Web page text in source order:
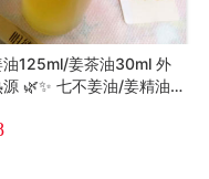
油125ml/姜茶油30ml 外
源 🌿✨ 七不姜油/姜精油